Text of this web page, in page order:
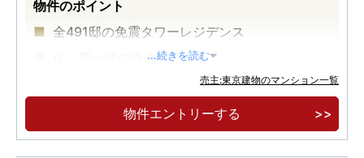
物件のポイント
全491邸の免震タワーレジデンス
住・商一体の複合開発
三越千葉店跡地 JR「千葉」駅徒歩４分
...続きを読む
売主:東京建物のマンション一覧
物件エントリーする